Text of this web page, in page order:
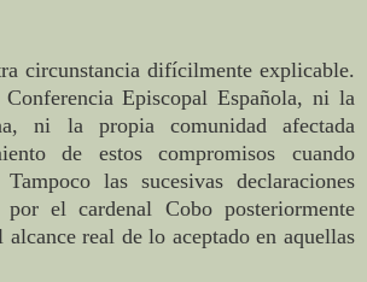
circunstancia difícilmente explicable.
Episcopal Española, ni la
ni la propia comunidad afectada
de estos compromisos cuando
las sucesivas declaraciones
por el cardenal Cobo posteriormente
real de lo aceptado en aquellas